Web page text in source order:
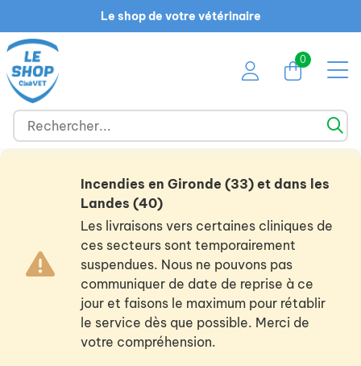
Le shop de votre vétérinaire
0
Incendies en Gironde (33) et dans les
Landes (40)
Les livraisons vers certaines cliniques de
ces secteurs sont temporairement
suspendues. Nous ne pouvons pas
communiquer de date de reprise à ce
jour et faisons le maximum pour rétablir
le service dès que possible. Merci de
votre compréhension.